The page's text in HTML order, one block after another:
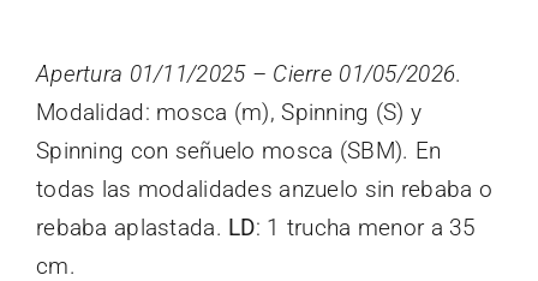
Links
Search
Apertura 01/11/2025 – Cierre 01/05/2026.
Modalidad: mosca (m), Spinning (S) y
Spinning con señuelo mosca (SBM). En
todas las modalidades anzuelo sin rebaba o
rebaba aplastada. LD: 1 trucha menor a 35
cm.